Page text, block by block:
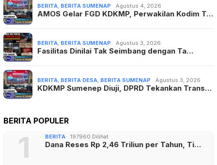
BERITA BERITA SUMENAP Agustus 4, 2026
AMOS Gelar FGD KDKMP, Perwakilan Kodim T…
BERITA BERITA SUMENAP Agustus 3, 2026
Fasilitas Dinilai Tak Seimbang dengan Ta…
BERITA BERITA DESA BERITA SUMENAP Agustus 3, 2026
KDKMP Sumenep Diuji, DPRD Tekankan Trans…
BERITA POPULER
1 BERITA 197960 Dilihat
Dana Reses Rp 2,46 Triliun per Tahun, Ti…